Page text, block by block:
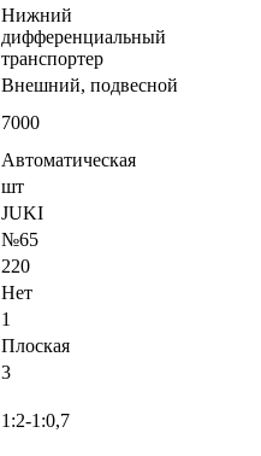
Нижний
дифференциальный
транспортер
Внешний, подвесной
7000
Автоматическая
шт
JUKI
№65
220
Нет
1
Плоская
3
1:2-1:0,7